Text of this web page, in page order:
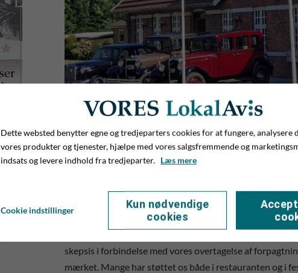
7 bryllupper
- Vi har for eksempel afholdt 7 bryllupper, og det ser vi
deres livs største fest her hos os. Vi har fået meget ros,
skepsis i forbindelse med vores overtagelse af
mærket. Mange har støttet os både i restauranten og i
Dette websted benytter egne og tredjeparters cookies for at fungere, analysere
vores produkter og tjenester, hjælpe med vores salgsfremmende og
indsats og levere indhold fra tredjeparter. Læs mere
Cookie indstillinger
Kun nødvendige
cookies